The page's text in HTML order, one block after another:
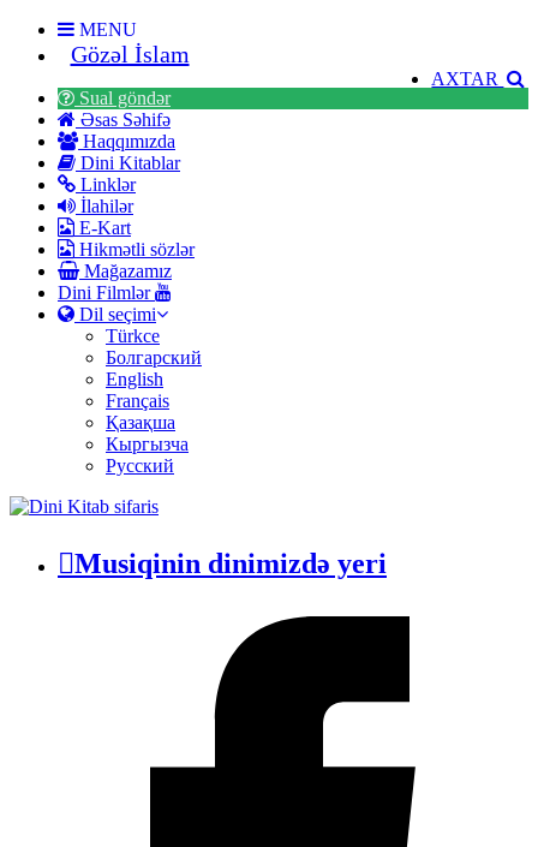
MENU
Gözəl İslam
AXTAR
Sual göndər
Əsas Səhifə
Haqqımızda
Dini Kitablar
Linklər
İlahilər
E-Kart
Hikmətli sözlər
Mağazamız
Dini Filmlər
Dil seçimi
Türkce
Болгарский
English
Français
Қазақша
Кыргызча
Русский
Musiqinin dinimizdə yeri